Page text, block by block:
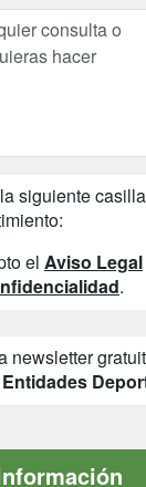
siguiente
el Aviso Legal
.
newsletter
Entidades